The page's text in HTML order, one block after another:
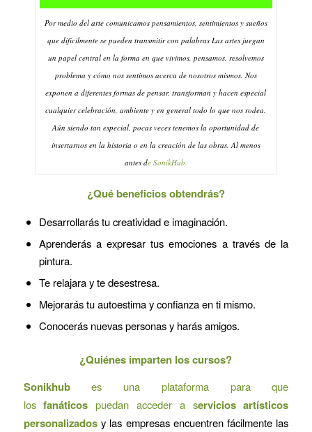
Por medio del arte comunicamos pensamientos, sentimientos y sueños
que difícilmente se pueden transmitir con palabras Las artes juegan
un papel central en la forma en que vivimos, pensamos, resolvemos
problema y cómo nos sentimos acerca de nosotros mismos. Nos
exponen a diferentes formas de pensar, transforman y hacen especial
cualquier celebración, ambiente y en general todo lo que nos rodea.
Aún siendo tan especial, pocas veces tenemos la oportunidad de
insertarnos en la historia o en la creación de las obras. Al menos
antes de SonikHub.
¿Qué beneficios obtendrás?
Desarrollarás tu creatividad e imaginación.
Aprenderás a expresar tus emociones a través de la
pintura.
Te relajara y te desestresa.
Mejorarás tu autoestima y confianza en ti mismo.
Conocerás nuevas personas y harás amigos.
¿Quiénes imparten los cursos?
Sonikhubes una plataforma para que
losfanáticos puedan acceder a servicios artísticos
personalizados y las empresas encuentren fácilmente las